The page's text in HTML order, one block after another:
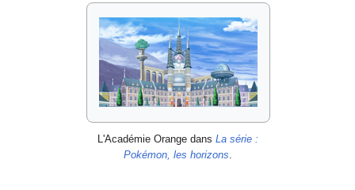
L'Académie Orange dans La série :
Pokémon, les horizons